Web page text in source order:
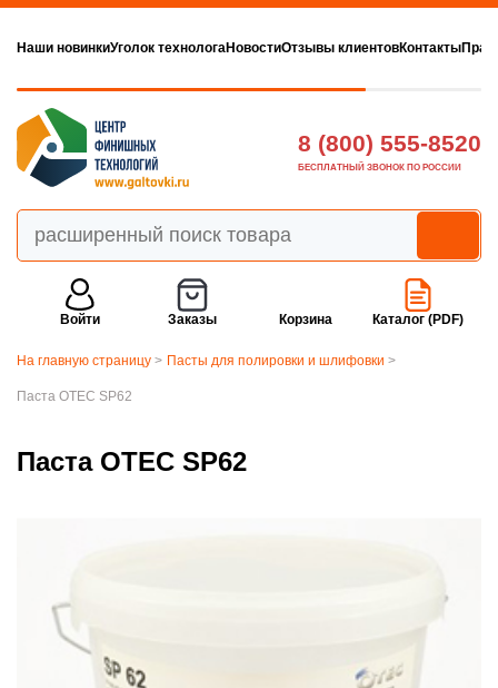
Наши новинкиУголок технологаНовостиОтзывы клиентовКонтакты
8 (800) 555-8520
БЕСПЛАТНЫЙ ЗВОНОК ПО РОССИИ
Войти Заказы Корзина Каталог (PDF)
На главную страницу > Пасты для полировки и шлифовки >
Паста OTEC SP62
Паста OTEC SP62